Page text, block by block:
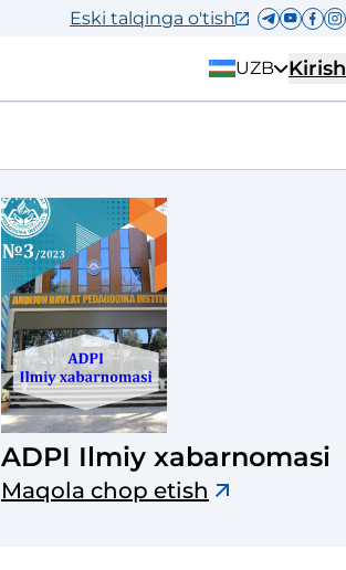
Eski talqinga o'tish
UZB Kirish
ADPI Ilmiy xabarnomasi
Maqola chop etish